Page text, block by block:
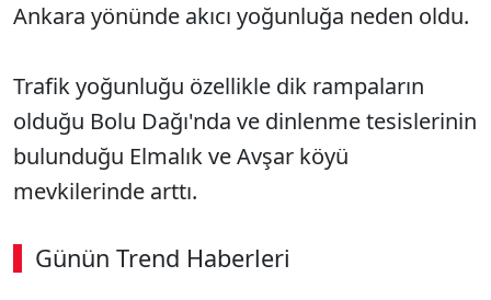
Ankara yönünde akıcı yoğunluğa neden oldu.
Trafik yoğunluğu özellikle dik rampaların
olduğu Bolu Dağı'nda ve dinlenme tesislerinin
bulunduğu Elmalık ve Avşar köyü
mevkilerinde arttı.
Günün Trend Haberleri